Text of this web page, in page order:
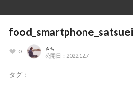
food_smartphone_satsuei
0 さち
公開日：2022.12.7
タグ：